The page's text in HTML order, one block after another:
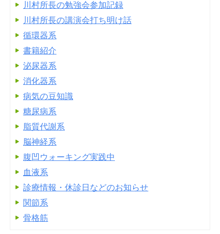
川村所長の勉強会参加記録
川村所長の講演会打ち明け話
循環器系
書籍紹介
泌尿器系
消化器系
病気の豆知識
糖尿病系
脂質代謝系
脳神経系
腹凹ウォーキング実践中
血液系
診療情報・休診日などのお知らせ
関節系
骨格筋